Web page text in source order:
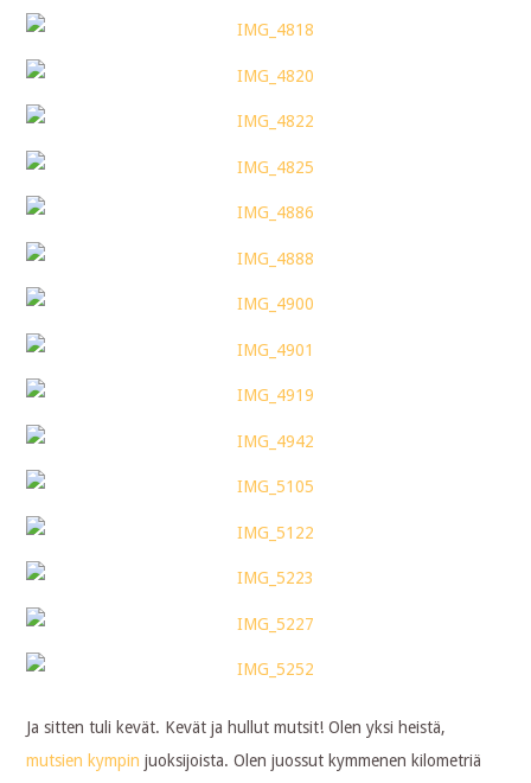
Ja sitten tuli kevät. Kevät ja hullut mutsit! Olen yksi heistä,
mutsien kympin juoksijoista. Olen juossut kymmenen kilometriä